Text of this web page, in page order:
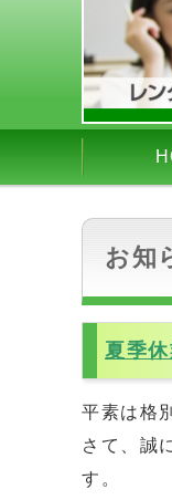
お知
夏季
平素は格
さて、誠
す。